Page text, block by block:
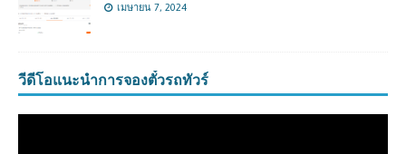
เมษายน 7, 2024
วีดีโอแนะนำการจองตั๋วรถทัวร์